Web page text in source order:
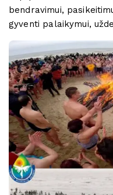
bendravimui,
gyventi palaikymui,